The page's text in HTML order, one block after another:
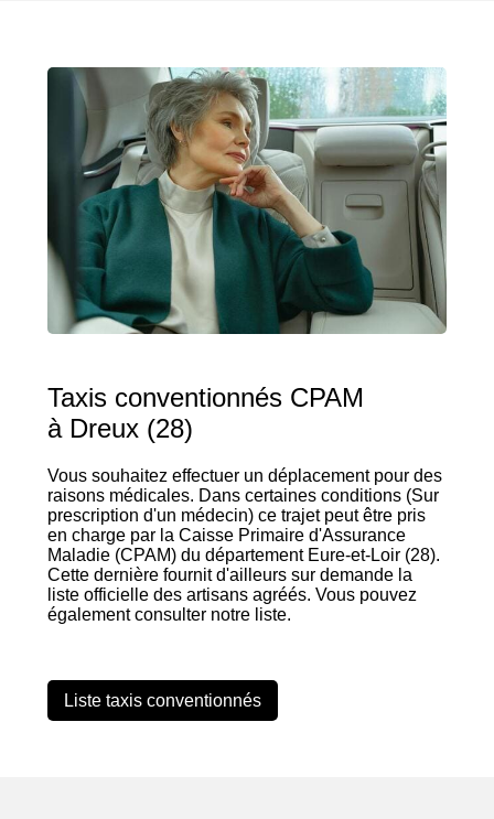
Taxis conventionnés CPAM
à Dreux (28)
Vous souhaitez effectuer un déplacement pour des
raisons médicales. Dans certaines conditions (Sur
prescription d'un médecin) ce trajet peut être pris
en charge par la Caisse Primaire d'Assurance
Maladie (CPAM) du département Eure-et-Loir (28).
Cette dernière fournit d'ailleurs sur demande la
liste officielle des artisans agréés. Vous pouvez
également consulter notre liste.
Liste taxis conventionnés